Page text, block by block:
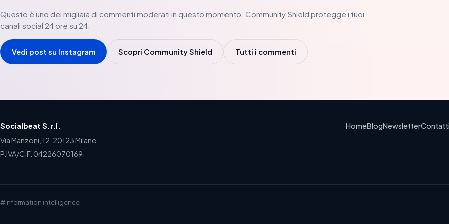
Questo è uno dei migliaia di commenti moderati in questo momento. Community Shield protegge i tuoi
canali social 24 ore su 24.
Vedi post su Instagram Scopri Community Shield Tutti i commenti
Socialbeat S.r.l.
Via Manzoni, 12, 20123 Milano
P.IVA/C.F. 04226070169
HomeBlogNewsletter
#information intelligence